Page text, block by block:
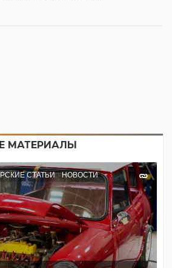
МАТЕРИАЛЫ
СТАТЬИ НОВОСТИ